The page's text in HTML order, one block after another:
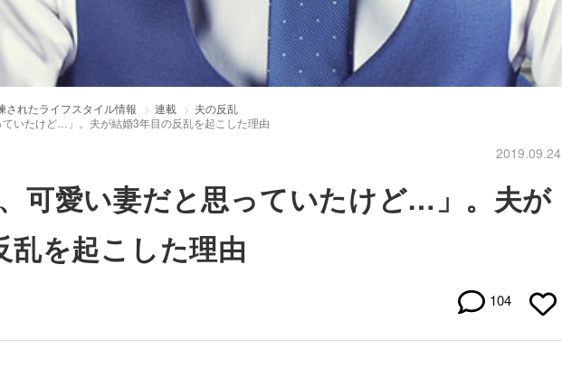
されたライフスタイル情報 連載
夫の反乱
ていたけど…」。夫が結婚3年目の反乱を起こした理由
2019.09.24
、可愛い妻だと思っていたけど…」。夫が
乱を起こした理由
104